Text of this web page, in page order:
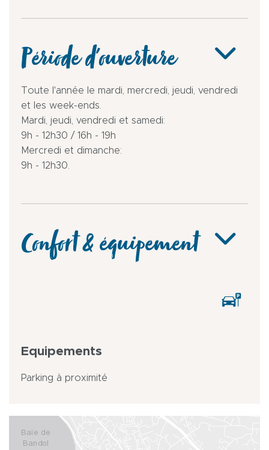
Période d'ouverture
Toute l'année le mardi, mercredi, jeudi, vendredi
et les week-ends.
Mardi, jeudi, vendredi et samedi:
9h - 12h30 / 16h - 19h
Mercredi et dimanche:
9h - 12h30.
Confort & équipement
Equipements
Parking à proximité